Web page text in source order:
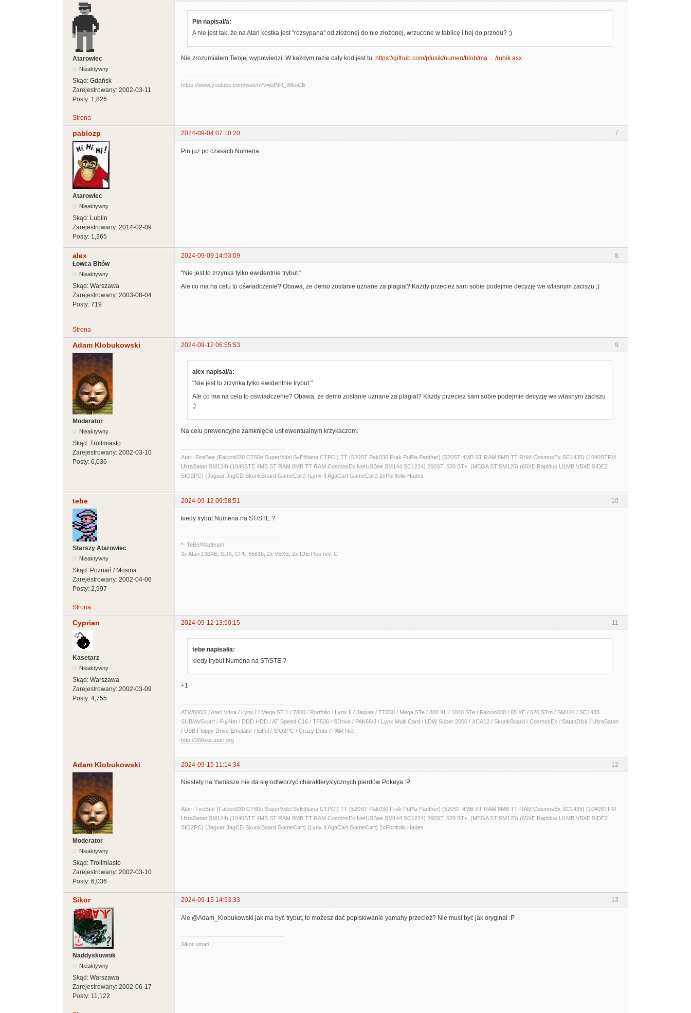
Atarowiec
Nieaktywny
Skąd: Gdańsk
Zarejestrowany: 2002-03-11
Posty: 1,826
Pin napisał/a:
A nie jest tak, że na Atari kostka jest "rozsypana" od złożonej do nie złożonej, wrzucone w tablicę i hej do przodu? ;)
Nie zrozumiałem Twojej wypowiedzi. W każdym razie cały kod jest tu: https://github.com/pfusik/numen/blob/ma ... /rubik.asx
https://www.youtube.com/watch?v=jofNR_WkoCE
Strona
7
pablozp 2024-09-04 07:10:20
Atarowiec
Nieaktywny
Skąd: Lublin
Zarejestrowany: 2014-02-09
Posty: 1,365
Pin już po czasach Numena
8
alex
2024-09-09 14:53:09
Łowca Bitów
Nieaktywny
Skąd: Warszawa
Zarejestrowany: 2003-08-04
Posty: 719
"Nie jest to zrzynka tylko ewidentnie trybut."
Ale co ma na celu to oświadczenie? Obawa, że demo zostanie uznane za plagiat? Każdy przecież sam sobie podejmie decyzję we własnym zaciszu ;)
Strona
9
Adam Klobukowski 2024-09-12 06:55:53
Moderator
Nieaktywny
Skąd: Trollmiasto
Zarejestrowany: 2002-03-10
Posty: 6,036
alex napisał/a:
"Nie jest to zrzynka tylko ewidentnie trybut."
Ale co ma na celu to oświadczenie? Obawa, że demo zostanie uznane za plagiat? Każdy przecież sam sobie podejmie decyzję we własnym zaciszu
;)
Na celu prewencyjne zamknięcie ust ewentualnym krzykaczom.
Atari: FireBee (Falcon030 CT60e SuperVidel SvEthlana CTPCI) TT (520ST Pak030 Frak PuPla Panther) (520ST 4MB ST RAM 8MB TT RAM CosmosEx SC1435) (1040STFM
UltraSatan SM124) (1040STE 4MB ST RAM 8MB TT RAM CosmosEx NetUSBee SM144 SC1224) 260ST, 520 ST+, (MEGA ST SM125) (65XE Rapidus U1MB VBXE SIDE2
SIO2PC) (Jaguar JagCD SkunkBoard GameCart) (Lynx II AgaCart GameCart) 2xPortfolio Hades
10
tebe 2024-09-12 09:58:51
Starszy Atarowiec
Nieaktywny
Skąd: Poznań / Mosina
Zarejestrowany: 2002-04-06
Posty: 2,997
kiedy trybut Numena na ST/STE ?
*- TeBe/Madteam
3x Atari 130XE, SDX, CPU 65816, 2x VBXE, 2x IDE Plus rev. C
Strona
11
Cyprian 2024-09-12 13:50:15
Kasetarz
Nieaktywny
Skąd: Warszawa
Zarejestrowany: 2002-03-09
Posty: 4,755
tebe napisał/a:
kiedy trybut Numena na ST/STE ?
+1
ATW800/2 / Atari V4sa / Lynx I / Mega ST 1 / 7800 / Portfolio / Lynx II / Jaguar / TT030 / Mega STe / 800 XL / 1040 STe / Falcon030 / 65 XE / 520 STm / SM124 / SC1435
SUB/AVGcart / FujiNet / DDD HDD / AT Speed C16 / TF536 / SDrive / PAK68/3 / Lynx Multi Card / LDW Super 2000 / XCA12 / SkunkBoard / CosmosEx / SatanDisk / UltraSatan
/ USB Floppy Drive Emulator / Eiffel / SIO2PC / Crazy Dots / PAM Net
http://260ste.atari.org
12
Adam Klobukowski 2024-09-15 11:14:34
Moderator
Nieaktywny
Skąd: Trollmiasto
Zarejestrowany: 2002-03-10
Posty: 6,036
Niestety na Yamasze nie da się odtworzyć charakterystycznych pierdów Pokeya :P
Atari: FireBee (Falcon030 CT60e SuperVidel SvEthlana CTPCI) TT (520ST Pak030 Frak PuPla Panther) (520ST 4MB ST RAM 8MB TT RAM CosmosEx SC1435) (1040STFM
UltraSatan SM124) (1040STE 4MB ST RAM 8MB TT RAM CosmosEx NetUSBee SM144 SC1224) 260ST, 520 ST+, (MEGA ST SM125) (65XE Rapidus U1MB VBXE SIDE2
SIO2PC) (Jaguar JagCD SkunkBoard GameCart) (Lynx II AgaCart GameCart) 2xPortfolio Hades
13
Sikor 2024-09-15 14:53:33
Naddyskownik
Nieaktywny
Skąd: Warszawa
Zarejestrowany: 2002-06-17
Posty: 11,122
Ale @Adam_Klobukowski jak ma być trybut, to możesz dać popiskiwanie yamahy przecież? Nie musi być jak oryginał :P
Sikor umarł...